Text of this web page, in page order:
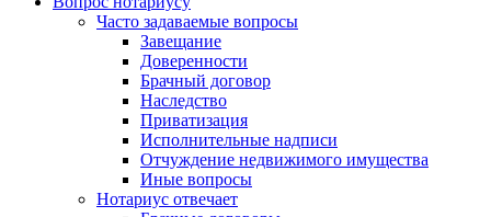
Часто задаваемые вопросы
Завещание
Доверенности
Брачный договор
Наследство
Приватизация
Исполнительные надписи
Отчуждение недвижимого имущества
Иные вопросы
Нотариус отвечает